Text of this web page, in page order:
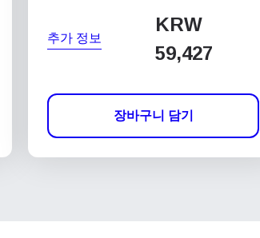
추가 정보
KRW
59,427
장바구니 담기